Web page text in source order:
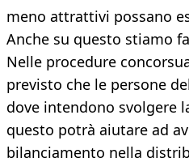
meno attrattivi possano
Anche su questo stiamo
Nelle procedure
previsto che le persone
dove intendono svolgere
questo potrà aiutare ad
bilanciamento nella